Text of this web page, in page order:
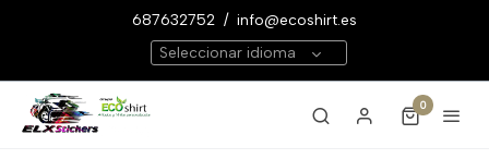
687632752 / info@ecoshirt.es
Seleccionar idioma
0